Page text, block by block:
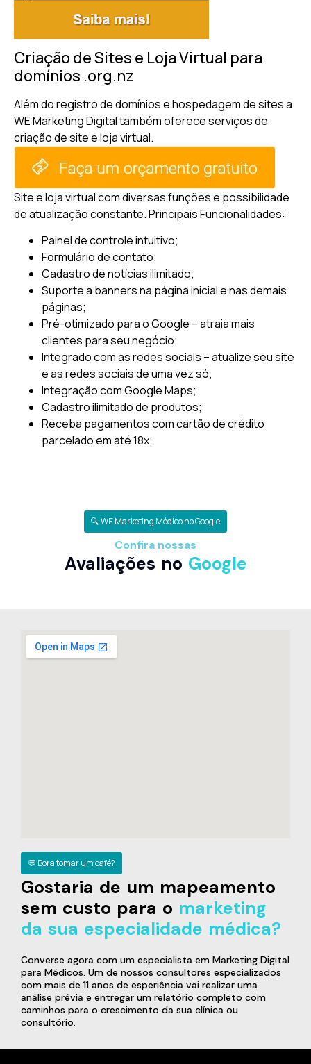
Criação de Sites e Loja Virtual para
domínios .org.nz
Além do registro de domínios e hospedagem de sites a
WE Marketing Digital também oferece serviços de
criação de site e loja virtual.
Site e loja virtual com diversas funções e possibilidade
de atualização constante.Principais Funcionalidades:
Painel de controle intuitivo;
Formulário de contato;
Cadastro de notícias ilimitado;
Suporte a banners na página inicial e nas demais
páginas;
Pré-otimizado para o Google – atraia mais
clientes para seu negócio;
Integrado com as redes sociais – atualize seu site
e as redes sociais de uma vez só;
Integração com Google Maps;
Cadastro ilimitado de produtos;
Receba pagamentos com cartão de crédito
parcelado em até 18x;
🔍 WE Marketing Médico no Google
Confira nossas
Avaliações no Google
💬 Bora tomar um café?
Gostaria de um mapeamento
sem custo para o marketing
da sua especialidade médica?
Converse agora com um especialista em Marketing Digital
para Médicos. Um de nossos consultores especializados
com mais de 11 anos de esperiência vai realizar uma
análise prévia e entregar um relatório completo com
caminhos para o crescimento da sua clínica ou
consultório.